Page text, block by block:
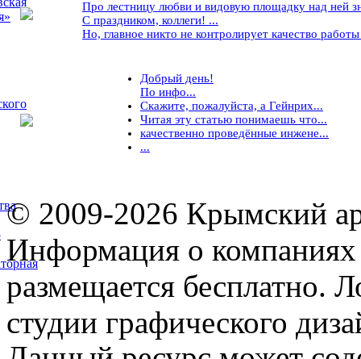
Про лестницу любви и видовую площадку над ней
С праздником, коллеги! ...
Но, главное никто не контролирует качество
Добрый день!
По инфо...
Скажите, пожалуйста, а Гейнрих...
Читая эту статью понимаешь что...
качественно проведённые инжене...
...
© 2009-2026 Крымский
Информация о компаниях
размещается бесплатно.
студии графического